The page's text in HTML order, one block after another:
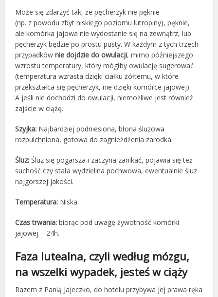
Może się zdarzyć tak, że pęcherzyk nie pęknie
(np. z powodu zbyt niskiego poziomu lutropiny), pęknie,
ale komórka jajowa nie wydostanie się na zewnątrz, lub
pęcherzyk będzie po prostu pusty. W każdym z tych trzech
przypadkównie dojdzie do owulacji, mimo późniejszego
wzrostu temperatury, który mógłby owulację sugerować
(temperatura wzrasta dzięki ciałku żółtemu, w które
przekształca się pęcherzyk, nie dzięki komórce jajowej).
A jeśli nie dochodzi do owulacji, niemożliwe jest również
zajście w ciążę.
Szyjka: Najbardziej podniesiona, błona śluzowa
rozpulchniona, gotowa do zagnieżdżenia zarodka.
Śluz: Śluz się pogarsza i zaczyna zanikać, pojawia się też
suchość czy stała wydzielina pochwowa, ewentualnie śluz
najgorszej jakości.
Temperatura: Niska.
Czas trwania: biorąc pod uwagę żywotność komórki
jajowej – 24h.
Faza lutealna, czyli według mózgu,
na wszelki wypadek, jesteś w ciąży
Razem z Panią Jajeczko, do hotelu przybywa jej prawa ręka